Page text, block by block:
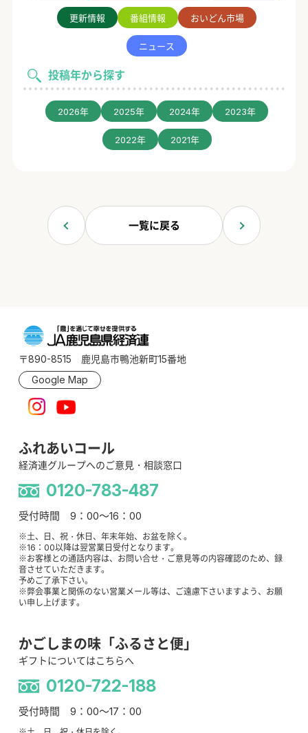
更新情報 番組情報 おいどん市場
ニュース
投稿年から探す
2026年 2025年 2024年 2023年
2022年 2021年
一覧に戻る
〒890-8515 鹿児島市鴨池新町15番地
Google Map
ふれあいコール
経済連グループへのご意見・相談窓口
0120-783-487
受付時間 9：00～16：00
※土、日、祝・休日、年末年始、お盆を除く。
※16：00以降は翌営業日受付となります。
※お客様との通話内容は、お問い合せ・ご意見等の内容確認のため、録
音させていただきます。
予めご了承下さい。
※弊会事業と関係のない営業メール等は、ご遠慮下さいますよう、お願
い申し上げます。
かごしまの味「ふるさと便」
ギフトについてはこちらへ
0120-722-188
受付時間 9：00～17：00